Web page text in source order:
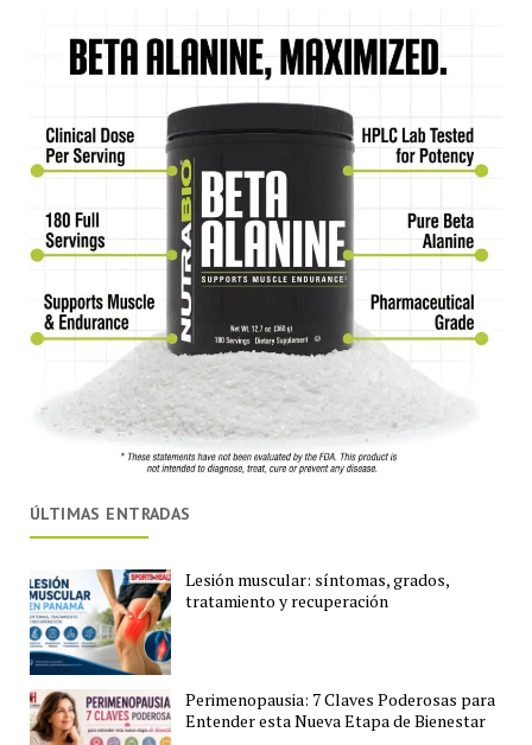
ÚLTIMAS ENTRADAS
Lesión muscular: síntomas, grados,
tratamiento y recuperación
Perimenopausia: 7 Claves Poderosas para
Entender esta Nueva Etapa de Bienestar